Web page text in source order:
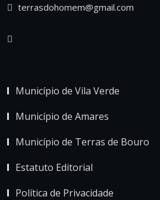
terrasdohomem@gmail.com
Município de Vila Verde
Município de Amares
Município de Terras de Bouro
Estatuto Editorial
Política de Privacidade